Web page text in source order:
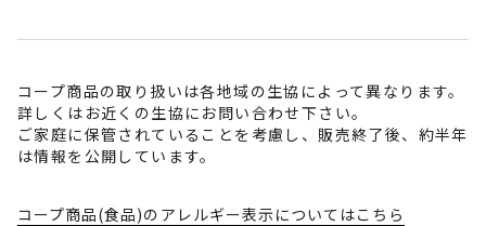
コープ商品の取り扱いは各地域の生協によって異なります。
詳しくはお近くの生協にお問い合わせ下さい。
ご家庭に保管されていることを考慮し、販売終了後、約半年
は情報を公開しています。
コープ商品(食品)のアレルギー表示についてはこちら